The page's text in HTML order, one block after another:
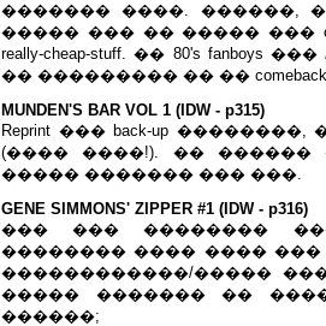
������� ����. ������,
����� ��� �� ����� ���
really-cheap-stuff. �� 80's fanboys ���
�� ��������� �� ��
MUNDEN'S BAR VOL 1 (IDW - p315)
Reprint ��� back-up
(���� ����!). ��
����� ������� ��� ���.
GENE SIMMONS' ZIPPER #1 (IDW - p316)
��� ��� ��������
�������� ���� ���� ���
������������/�����
����� ������� ��
������;